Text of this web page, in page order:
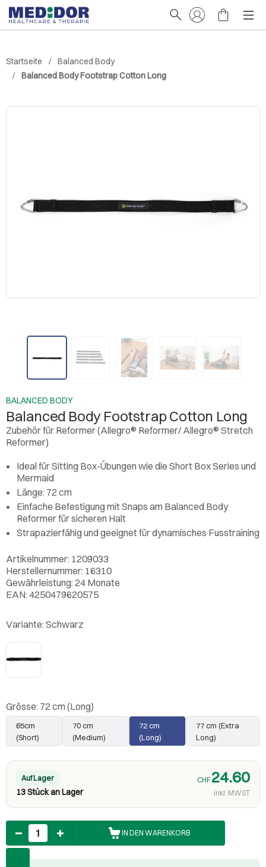
Startseite
Balanced Body
Balanced Body Footstrap Cotton Long
BALANCED BODY
Balanced Body Footstrap Cotton Long
Zubehör für Reformer (Allegro® Reformer/ Allegro® Stretch
Reformer)
Ideal für Sitting Box-Übungen wie die Short Box Series und
Mermaid
Länge: 72 cm
Einfache Befestigung mit Snaps am Balanced Body
Reformer für sicheren Halt
Strapazierfähig und geeignet für dynamisches Fusstraining
Artikelnummer: 1209033
Herstellernummer: 16310
Gewährleistung: 24 Monate
EAN: 4250479620575
Variante: Schwarz
Grösse: 72 cm (Long)
65cm
(Short)
70 cm
(Medium)
72 cm
(Long)
77 cm (Extra
Long)
Auf Lager
13 Stück an Lager
CHF24.60
inkl. MWST
Anzahl
IN DEN WARENKORB